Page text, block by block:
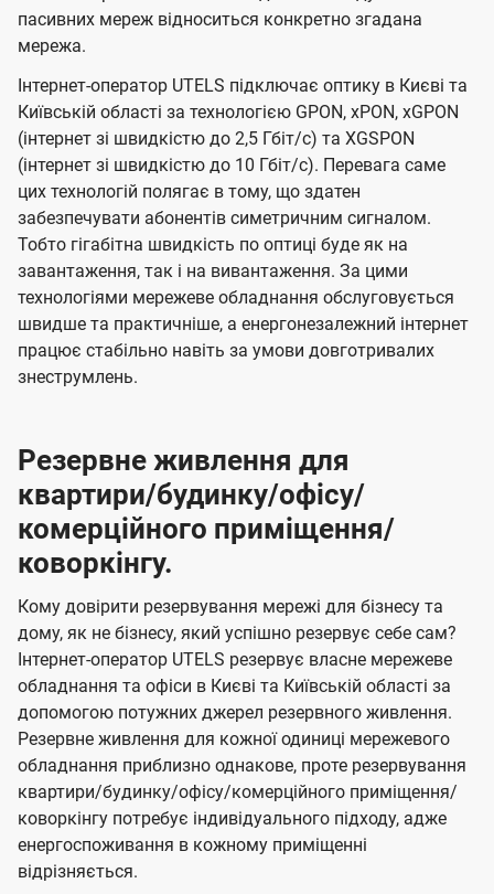
пасивних мереж відноситься конкретно згадана
мережа.
Інтернет-оператор UTELS підключає оптику в Києві та
Київській області за технологією GPON, xPON, xGPON
(інтернет зі швидкістю до 2,5 Гбіт/с) та XGSPON
(інтернет зі швидкістю до 10 Гбіт/с). Перевага саме
цих технологій полягає в тому, що здатен
забезпечувати абонентів симетричним сигналом.
Тобто гігабітна швидкість по оптиці буде як на
завантаження, так і на вивантаження. За цими
технологіями мережеве обладнання обслуговується
швидше та практичніше, а енергонезалежний інтернет
працює стабільно навіть за умови довготривалих
знеструмлень.
Резервне живлення для
квартири/будинку/офісу/
комерційного приміщення/
коворкінгу.
Кому довірити резервування мережі для бізнесу та
дому, як не бізнесу, який успішно резервує себе сам?
Інтернет-оператор UTELS резервує власне мережеве
обладнання та офіси в Києві та Київській області за
допомогою потужних джерел резервного живлення.
Резервне живлення для кожної одиниці мережевого
обладнання приблизно однакове, проте резервування
квартири/будинку/офісу/комерційного приміщення/
коворкінгу потребує індивідуального підходу, адже
енергоспоживання в кожному приміщенні
відрізняється.